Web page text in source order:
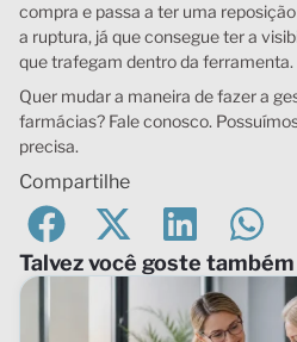
compra e passa a ter uma
a ruptura, já que consegue ter a
que trafegam dentro da ferramenta.
Quer mudar a maneira de fazer a
farmácias? Fale conosco.
precisa.
Compartilhe
Talvez você goste também